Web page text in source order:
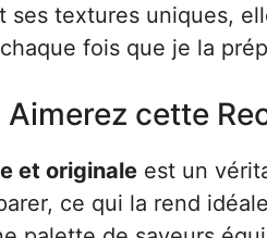
ses textures uniques,
fois que je la
Aimerez cette
et originale est un
ce qui la rend